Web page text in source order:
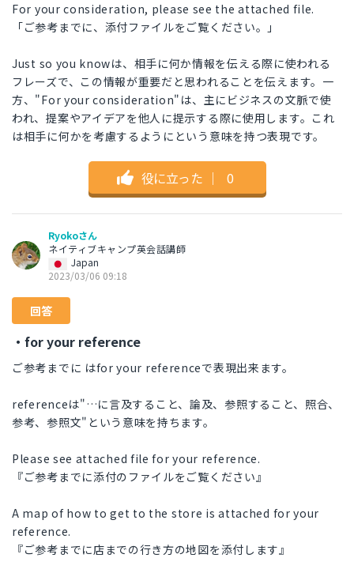
For your consideration, please see the attached file.
「ご参考までに、添付ファイルをご覧ください。」
Just so you knowは、相手に何か情報を伝える際に使われる
フレーズで、この情報が重要だと思われることを伝えます。一
方、"For your consideration"は、主にビジネスの文脈で使
われ、提案やアイデアを他人に提示する際に使用します。これ
は相手に何かを考慮するようにという意味を持つ表現です。
役に立った ｜ 0
Ryokoさん
ネイティブキャンプ英会話講師
Japan
2023/03/06 09:18
回答
・for your reference
ご参考までに はfor your referenceで表現出来ます。
referenceは"…に言及すること、論及、参照すること、照合、
参考、参照文"という意味を持ちます。
Please see attached file for your reference.
『ご参考までに添付のファイルをご覧ください』
A map of how to get to the store is attached for your
reference.
『ご参考までに店までの行き方の地図を添付します』